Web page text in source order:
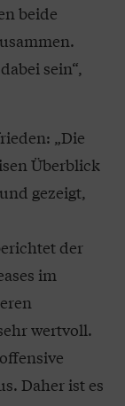
beide
sein“,
„Die
Überblick
gezeigt,
der
im
wertvoll.
Daher ist es